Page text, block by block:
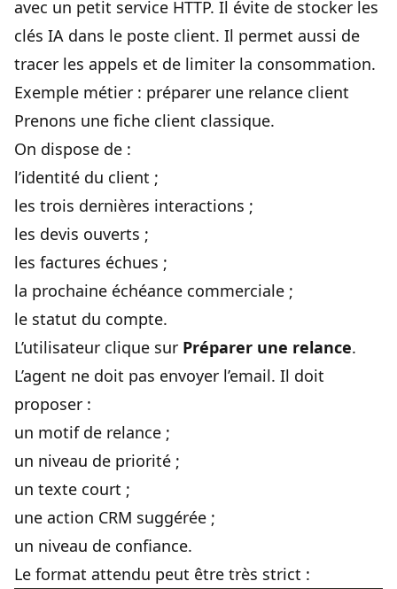
avec un petit service HTTP. Il évite de stocker les
clés IA dans le poste client. Il permet aussi de
tracer les appels et de limiter la consommation.
Exemple métier : préparer une relance client
Prenons une fiche client classique.
On dispose de :
l’identité du client ;
les trois dernières interactions ;
les devis ouverts ;
les factures échues ;
la prochaine échéance commerciale ;
le statut du compte.
L’utilisateur clique sur Préparer une relance.
L’agent ne doit pas envoyer l’email. Il doit
proposer :
un motif de relance ;
un niveau de priorité ;
un texte court ;
une action CRM suggérée ;
un niveau de confiance.
Le format attendu peut être très strict :